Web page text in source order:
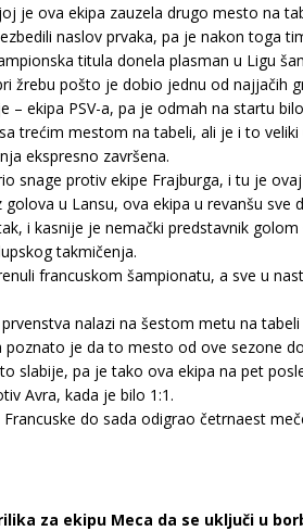
je ova ekipa zauzela drugo mesto na
naslov prvaka, pa je nakon toga
titula donela plasman u Ligu
žrebu pošto je dobio jednu od najjačih
– ekipa PSV-a, pa je odmah na startu
trećim mestom na tabeli, ali je i to
ekspresno završena.
snage protiv ekipe Frajburga, i tu je
u Lansu, ova ekipa u revanšu
i kasnije je nemački predstavnik
takmičenja.
francuskom šampionatu, a sve u
nalazi na šestom metu na
je da to mesto od ove sezone
slabije, pa je tako ova ekipa na pet
Avra, kada je bilo 1:1.
do sada odigrao četrnaest
za ekipu Meca da se uključi u